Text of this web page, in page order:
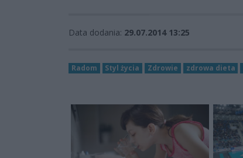
Data dodania: 29.07.2014 13:25
Radom Styl życia Zdrowie zdrowa dieta